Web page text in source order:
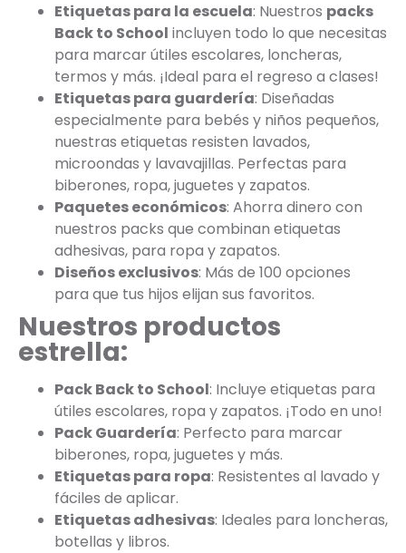
Etiquetas para la escuela: Nuestros packs
Back to School incluyen todo lo que necesitas
para marcar útiles escolares, loncheras,
termos y más. ¡Ideal para el regreso a clases!
Etiquetas para guardería: Diseñadas
especialmente para bebés y niños pequeños,
nuestras etiquetas resisten lavados,
microondas y lavavajillas. Perfectas para
biberones, ropa, juguetes y zapatos.
Paquetes económicos: Ahorra dinero con
nuestros packs que combinan etiquetas
adhesivas, para ropa y zapatos.
Diseños exclusivos: Más de 100 opciones
para que tus hijos elijan sus favoritos.
Nuestros productos
estrella:
Pack Back to School: Incluye etiquetas para
útiles escolares, ropa y zapatos. ¡Todo en uno!
Pack Guardería: Perfecto para marcar
biberones, ropa, juguetes y más.
Etiquetas para ropa: Resistentes al lavado y
fáciles de aplicar.
Etiquetas adhesivas: Ideales para loncheras,
botellas y libros.